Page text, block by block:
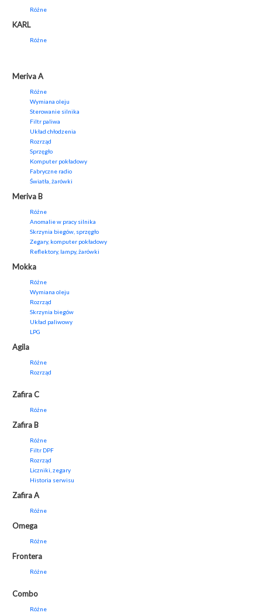
Różne
KARL
Różne
Meriva A
Różne
Wymiana oleju
Sterowanie silnika
Filtr paliwa
Układ chłodzenia
Rozrząd
Sprzęgło
Komputer pokładowy
Fabryczne radio
Światła, żarówki
Meriva B
Różne
Anomalie w pracy silnika
Skrzynia biegów, sprzęgło
Zegary, komputer pokładowy
Reflektory, lampy, żarówki
Mokka
Różne
Wymiana oleju
Rozrząd
Skrzynia biegów
Układ paliwowy
LPG
Agila
Różne
Rozrząd
Zafira C
Różne
Zafira B
Różne
Filtr DPF
Rozrząd
Liczniki, zegary
Historia serwisu
Zafira A
Różne
Omega
Różne
Frontera
Różne
Combo
Różne